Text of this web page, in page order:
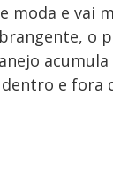
moda e vai
o
e fora